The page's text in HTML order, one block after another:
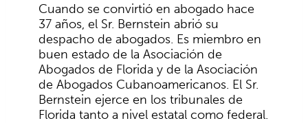
Cuando se convirtió en abogado hace
37 años, el Sr. Bernstein abrió su
despacho de abogados. Es miembro en
buen estado de la Asociación de
Abogados de Florida y de la Asociación
de Abogados Cubanoamericanos. El Sr.
Bernstein ejerce en los tribunales de
Florida tanto a nivel estatal como federal.